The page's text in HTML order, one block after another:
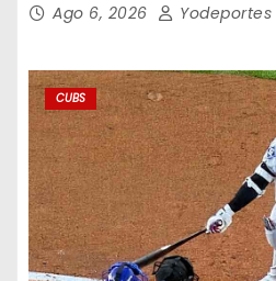
Ago 6, 2026 Yodeportes
CUBS